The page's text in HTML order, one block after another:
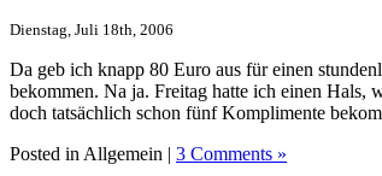
Dienstag, Juli 18th, 2006
Da geb ich knapp 80 Euro aus für einen
bekommen. Na ja. Freitag hatte ich einen Hals,
doch tatsächlich schon fünf Komplimente
Posted in Allgemein | 3 Comments »